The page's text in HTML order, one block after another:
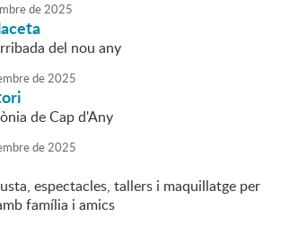
de2025
del nou any
de2025
de Cap d'Any
de2025
espectacles, tallers i maquillatge per
família i amics